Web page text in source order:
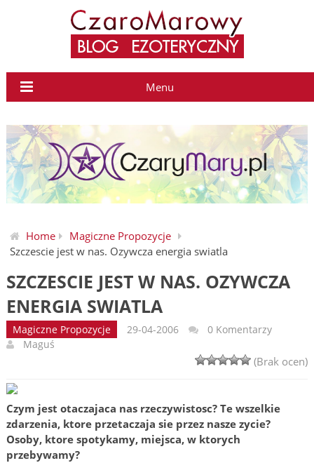
Menu
Home
Magiczne Propozycje
Szczescie jest w nas. Ozywcza energia swiatla
SZCZESCIE JEST W NAS. OZYWCZA
ENERGIA SWIATLA
Magiczne Propozycje 29-04-2006
0 Komentarzy
Maguś
(Brak ocen)
Czym jest otaczajaca nas rzeczywistosc? Te wszelkie
zdarzenia, ktore przetaczaja sie przez nasze zycie?
Osoby, ktore spotykamy, miejsca, w ktorych
przebywamy?